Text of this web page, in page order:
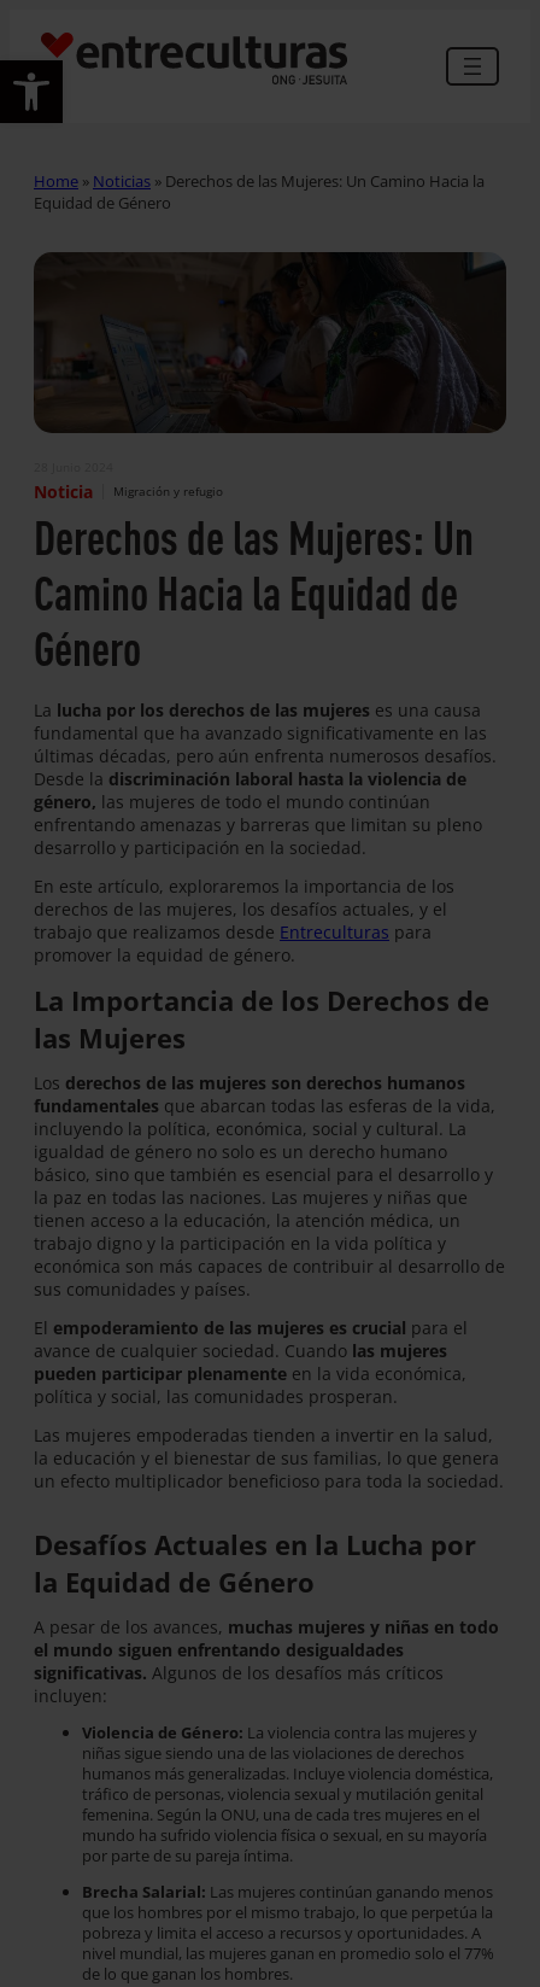
Abrir barra de herramientas
Home » Noticias » Derechos de las Mujeres: Un Camino Hacia la
Equidad de Género
Noticia Migración y refugio
Derechos de las Mujeres: Un
Camino Hacia la Equidad de
Género
La lucha por los derechos de las mujeres es una causa
fundamental que ha avanzado significativamente en las
últimas décadas, pero aún enfrenta numerosos desafíos.
Desde la discriminación laboral hasta la violencia de
género, las mujeres de todo el mundo continúan
enfrentando amenazas y barreras que limitan su pleno
desarrollo y participación en la sociedad.
En este artículo, exploraremos la importancia de los
derechos de las mujeres, los desafíos actuales, y el
trabajo que realizamos desde Entreculturas para
promover la equidad de género.
La Importancia de los Derechos de
las Mujeres
Los derechos de las mujeres son derechos humanos
fundamentales que abarcan todas las esferas de la vida,
incluyendo la política, económica, social y cultural. La
igualdad de género no solo es un derecho humano
básico, sino que también es esencial para el desarrollo y
la paz en todas las naciones. Las mujeres y niñas que
tienen acceso a la educación, la atención médica, un
trabajo digno y la participación en la vida política y
económica son más capaces de contribuir al desarrollo de
sus comunidades y países.
El empoderamiento de las mujeres es crucial para el
avance de cualquier sociedad. Cuando las mujeres
pueden participar plenamente en la vida económica,
política y social, las comunidades prosperan.
Las mujeres empoderadas tienden a invertir en la salud,
la educación y el bienestar de sus familias, lo que genera
un efecto multiplicador beneficioso para toda la sociedad.
Desafíos Actuales en la Lucha por
la Equidad de Género
A pesar de los avances, muchas mujeres y niñas en todo
el mundo siguen enfrentando desigualdades
significativas. Algunos de los desafíos más críticos
incluyen:
Violencia de Género: La violencia contra las mujeres y
niñas sigue siendo una de las violaciones de derechos
humanos más generalizadas. Incluye violencia doméstica,
tráfico de personas, violencia sexual y mutilación genital
femenina. Según la ONU, una de cada tres mujeres en el
mundo ha sufrido violencia física o sexual, en su mayoría
por parte de su pareja íntima.
Brecha Salarial: Las mujeres continúan ganando menos
que los hombres por el mismo trabajo, lo que perpetúa la
pobreza y limita el acceso a recursos y oportunidades. A
nivel mundial, las mujeres ganan en promedio solo el 77%
de lo que ganan los hombres.